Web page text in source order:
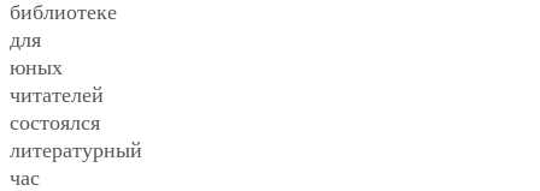
библиотеке
для
юных
читателей
состоялся
литературный
час